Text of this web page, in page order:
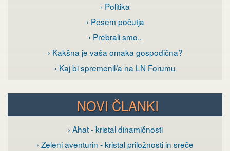
› Politika
› Pesem počutja
› Prebrali smo..
› Kakšna je vaša omaka gospodična?
› Kaj bi spremenil/a na LN Forumu
NOVI ČLANKI
› Ahat - kristal dinamičnosti
› Zeleni aventurin - kristal priložnosti in sreče